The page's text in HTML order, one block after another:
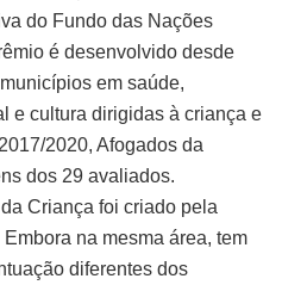
do Fundo das Nações
é desenvolvido desde
em saúde,
e cultura dirigidas à criança e
2020, Afogados da
dos 29 avaliados.
Criança foi criado pela
na mesma área, tem
diferentes dos